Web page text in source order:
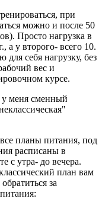
при
можно и после 50
Просто нагрузка в
а у второго- всего 10.
себя нагрузку, без
вес и
курсе.
меня сменный
планы питания, под
расписаны в
с утра- до вечера.
план вам
за